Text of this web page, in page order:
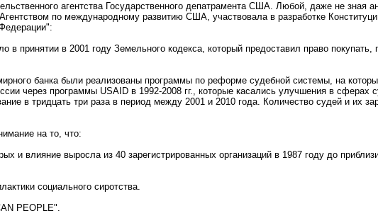
агентства Государственного депатрамента США. Любой, даже не зная
по международному развитию США, участвовала в разработке
принятии в 2001 году Земельного кодекса, который предоставил право покупать,
банка были реализованы программы по реформе судебной системы, на
через программы USAID в 1992-2008 гг., которые касались улучшения в сферах
в тридцать три раза в период между 2001 и 2010 года. Количество судей и их
на то, что:
и влияние выросла из 40 зарегистрированных организаций в 1987 году до
социального сиротства.
PEOPLE".